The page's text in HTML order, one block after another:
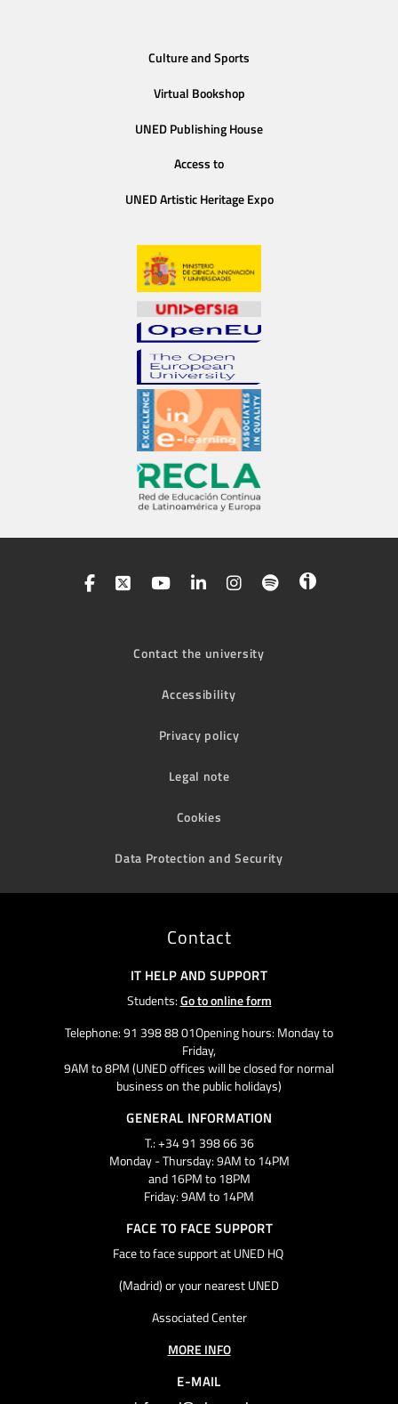
Culture and Sports
Virtual Bookshop
UNED Publishing House
Access to
UNED Artistic Heritage Expo
Contact the university
Accessibility
Privacy policy
Legal note
Cookies
Data Protection and Security
Contact
IT HELP AND SUPPORT
Students:Go to online form
Telephone: 91 398 88 01Opening hours: Monday to
Friday,
9AM to 8PM (UNED offices will be closed for normal
business on the public holidays)
GENERAL INFORMATION
T.: +34 91 398 66 36
Monday - Thursday: 9AM to 14PM
and 16PM to 18PM
Friday: 9AM to 14PM
FACE TO FACE SUPPORT
Face to face support at UNED HQ
(Madrid) or your nearest UNED
Associated Center
MORE INFO
E-MAIL